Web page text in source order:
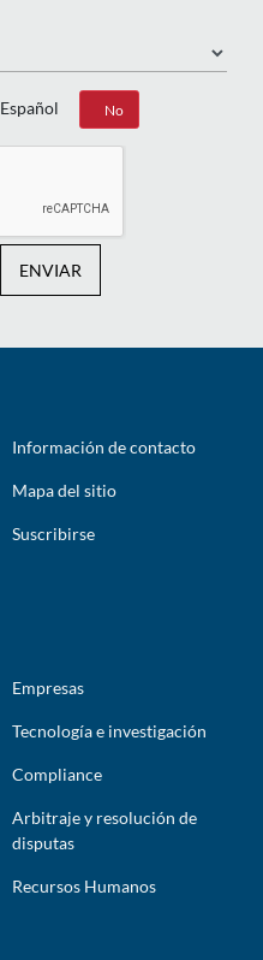
Español
Sí No
ENVIAR
Información de contacto
Mapa del sitio
Suscribirse
Empresas
Tecnología e investigación
Compliance
Arbitraje y resolución de
disputas
Recursos Humanos